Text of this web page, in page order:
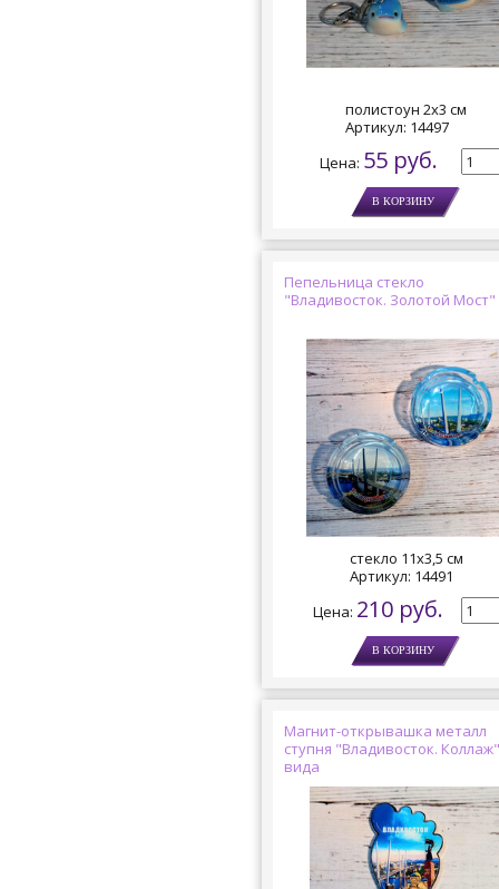
полистоун 2х3 см
Артикул: 14497
Цена: 55 руб.
Пепельница стекло
"Владивосток. Золотой Мост"
стекло 11х3,5 см
Артикул: 14491
Цена: 210 руб.
Магнит-открывашка металл
ступня "Владивосток.
вида